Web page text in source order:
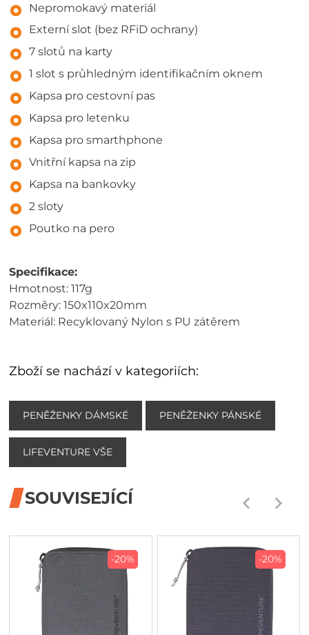
Nepromokavý materiál
Externí slot (bez RFiD ochrany)
7 slotů na karty
1 slot s průhledným identifikačním oknem
Kapsa pro cestovní pas
Kapsa pro letenku
Kapsa pro smarthphone
Vnitřní kapsa na zip
Kapsa na bankovky
2 sloty
Poutko na pero
Specifikace:
Hmotnost: 117g
Rozměry: 150x110x20mm
Materiál: Recyklovaný Nylon s PU zátěrem
Zboží se nachází v kategoriích:
PENĚŽENKY DÁMSKÉ PENĚŽENKY PÁNSKÉ
LIFEVENTURE VŠE
SOUVISEJÍCÍ
-20% -20%